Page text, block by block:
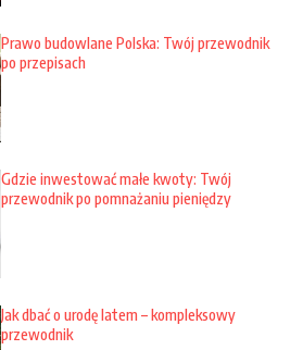
Prawo budowlane Polska: Twój przewodnik
po przepisach
Gdzie inwestować małe kwoty: Twój
przewodnik po pomnażaniu pieniędzy
Jak dbać o urodę latem – kompleksowy
przewodnik